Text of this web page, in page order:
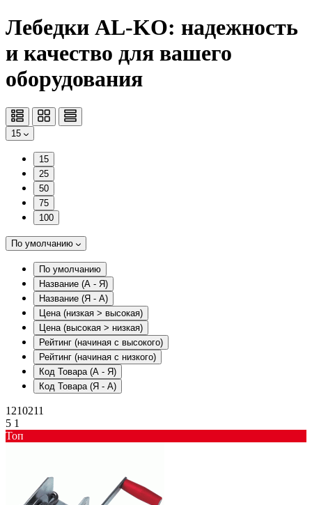
Лебедки AL-KO: надежность
и качество для вашего
оборудования
15
15
25
50
75
100
По умолчанию
По умолчанию
Название (А - Я)
Название (Я - А)
Цена (низкая > высокая)
Цена (высокая > низкая)
Рейтинг (начиная с высокого)
Рейтинг (начиная с низкого)
Код Товара (А - Я)
Код Товара (Я - А)
1210211
5 1
Toп